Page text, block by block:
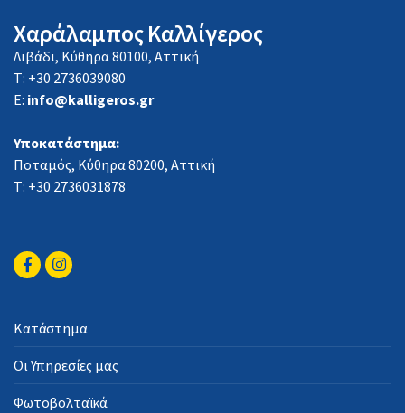
Χαράλαμπος Καλλίγερος
Λιβάδι, Κύθηρα 80100, Αττική
Τ: +30 2736039080
E: info@kalligeros.gr
Υποκατάστημα:
Ποταμός, Κύθηρα 80200, Αττική
Τ: +30 2736031878
Κατάστημα
Οι Υπηρεσίες μας
Φωτοβολταϊκά